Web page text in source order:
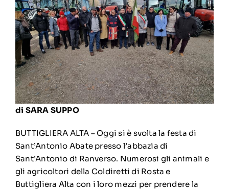
di SARA SUPPO
BUTTIGLIERA ALTA – Oggi si è svolta la festa di
Sant’Antonio Abate presso l’abbazia di
Sant’Antonio di Ranverso. Numerosi gli animali e
gli agricoltori della Coldiretti di Rosta e
Buttigliera Alta con i loro mezzi per prendere la